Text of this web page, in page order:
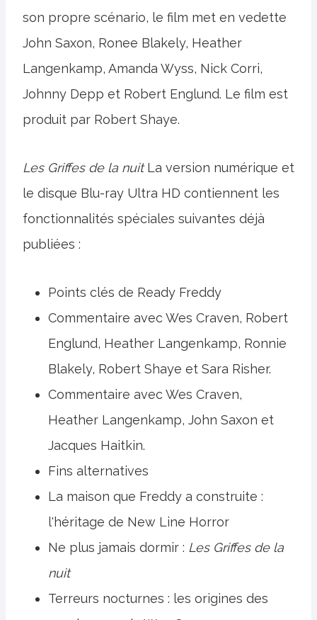
son propre scénario, le film met en vedette
John Saxon, Ronee Blakely, Heather
Langenkamp, ​​Amanda Wyss, Nick Corri,
Johnny Depp et Robert Englund. Le film est
produit par Robert Shaye.
Les Griffes de la nuitLa version numérique et
le disque Blu-ray Ultra HD contiennent les
fonctionnalités spéciales suivantes déjà
publiées :
Points clés de Ready Freddy
Commentaire avec Wes Craven, Robert
Englund, Heather Langenkamp, ​​Ronnie
Blakely, Robert Shaye et Sara Risher.
Commentaire avec Wes Craven,
Heather Langenkamp, ​​John Saxon et
Jacques Haitkin.
Fins alternatives
La maison que Freddy a construite :
l'héritage de New Line Horror
Ne plus jamais dormir : Les Griffes de la
nuit
Terreurs nocturnes : les origines des